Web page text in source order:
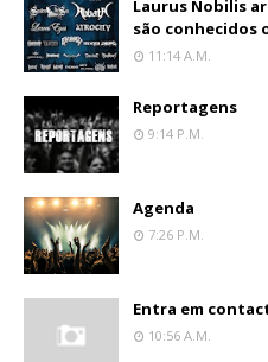
Laurus Nobilis
são conhecidos
11:14 A.m.
Reportagens
9:14 P.m.
Agenda
7:26 P.m.
Entra em
10:56 A.m.